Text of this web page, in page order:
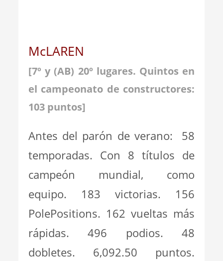
McLAREN
[7º y (AB) 20º lugares. Quintos en
el campeonato de constructores:
103 puntos]
Antes del parón de verano: 58
temporadas. Con 8 títulos de
campeón mundial, como
equipo. 183 victorias. 156
PolePositions. 162 vueltas más
rápidas. 496 podios. 48
dobletes. 6,092.50 puntos.